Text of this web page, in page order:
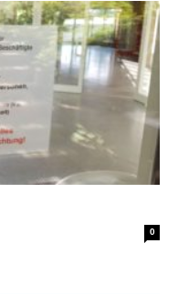
0